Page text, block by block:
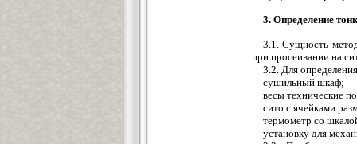
3. Определение
3.1. Сущность
при просеивании на
3.2. Для
сушильный шкаф;
весы технические
сито с ячейками
термометр со
установку для